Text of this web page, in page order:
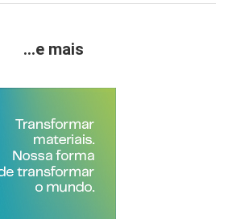
...e mais